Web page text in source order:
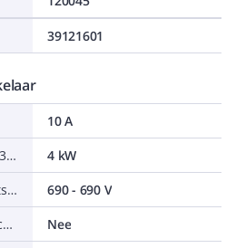
39121601
10 A
Nom. vermogen bij AC-3, 400 V
4 kW
Bedrijfsspanning (meetspanning)
690 - 690 V
Met geïntegreerd hulpcontact
Nee